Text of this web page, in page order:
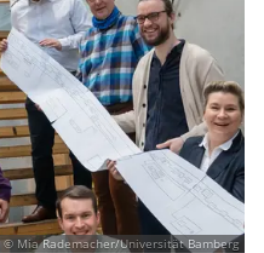
© Mia Rademacher/Universität Bamberg